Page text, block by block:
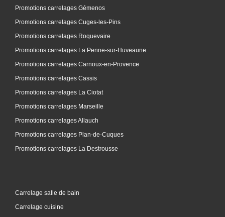
Promotions carrelages Gémenos
Promotions carrelages Cuges-les-Pins
Promotions carrelages Roquevaire
Promotions carrelages La Penne-sur-Huveaune
Promotions carrelages Carnoux-en-Provence
Promotions carrelages Cassis
Promotions carrelages La Ciotat
Promotions carrelages Marseille
Promotions carrelages Allauch
Promotions carrelages Plan-de-Cuques
Promotions carrelages La Destrousse
Carrelage salle de bain
Carrelage cuisine